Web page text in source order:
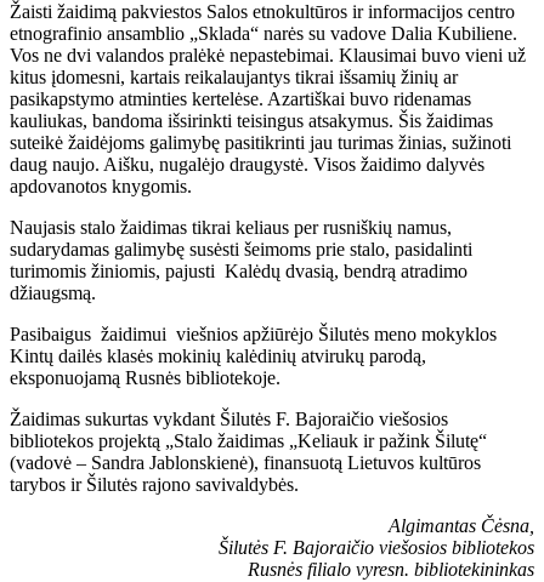
Žaisti žaidimą pakviestos Salos etnokultūros ir informacijos centro
etnografinio ansamblio „Sklada“ narės su vadove Dalia Kubiliene.
Vos ne dvi valandos pralėkė nepastebimai. Klausimai buvo vieni už
kitus įdomesni, kartais reikalaujantys tikrai išsamių žinių ar
pasikapstymo atminties kertelėse. Azartiškai buvo ridenamas
kauliukas, bandoma išsirinkti teisingus atsakymus. Šis žaidimas
suteikė žaidėjoms galimybę pasitikrinti jau turimas žinias, sužinoti
daug naujo. Aišku, nugalėjo draugystė. Visos žaidimo dalyvės
apdovanotos knygomis.
Naujasis stalo žaidimas tikrai keliaus per rusniškių namus,
sudarydamas galimybę susėsti šeimoms prie stalo, pasidalinti
turimomis žiniomis, pajusti Kalėdų dvasią, bendrą atradimo
džiaugsmą.
Pasibaigus žaidimui viešnios apžiūrėjo Šilutės meno mokyklos
Kintų dailės klasės mokinių kalėdinių atvirukų parodą,
eksponuojamą Rusnės bibliotekoje.
Žaidimas sukurtas vykdant Šilutės F. Bajoraičio viešosios
bibliotekos projektą „Stalo žaidimas „Keliauk ir pažink Šilutę“
(vadovė – Sandra Jablonskienė), finansuotą Lietuvos kultūros
tarybos ir Šilutės rajono savivaldybės.
Algimantas Čėsna,
Šilutės F. Bajoraičio viešosios bibliotekos
Rusnės filialo vyresn. bibliotekininkas